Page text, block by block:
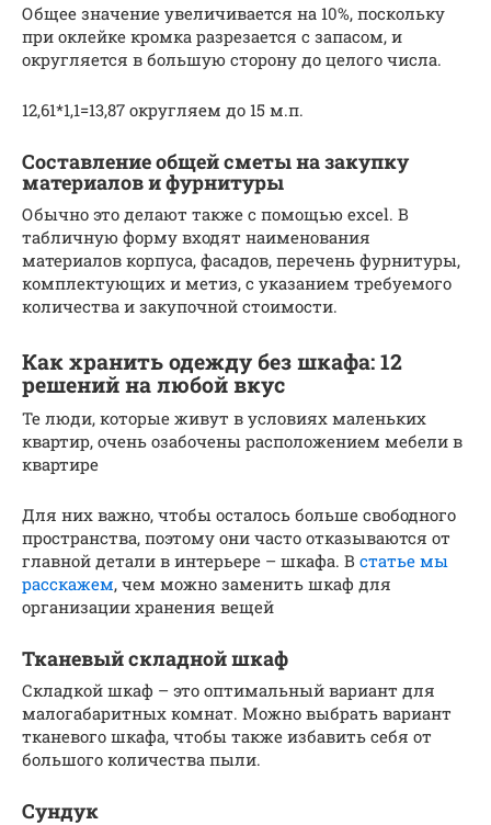
Общее значение увеличивается на 10%, поскольку
при оклейке кромка разрезается с запасом, и
округляется в большую сторону до целого числа.
12,61*1,1=13,87 округляем до 15 м.п.
Составление общей сметы на закупку
материалов и фурнитуры
Обычно это делают также с помощью excel. В
табличную форму входят наименования
материалов корпуса, фасадов, перечень фурнитуры,
комплектующих и метиз, с указанием требуемого
количества и закупочной стоимости.
Как хранить одежду без шкафа: 12
решений на любой вкус
Те люди, которые живут в условиях маленьких
квартир, очень озабочены расположением мебели в
квартире
Для них важно, чтобы осталось больше свободного
пространства, поэтому они часто отказываются от
главной детали в интерьере – шкафа. В статье мы
расскажем, чем можно заменить шкаф для
организации хранения вещей
Тканевый складной шкаф
Складкой шкаф – это оптимальный вариант для
малогабаритных комнат. Можно выбрать вариант
тканевого шкафа, чтобы также избавить себя от
большого количества пыли.
Сундук